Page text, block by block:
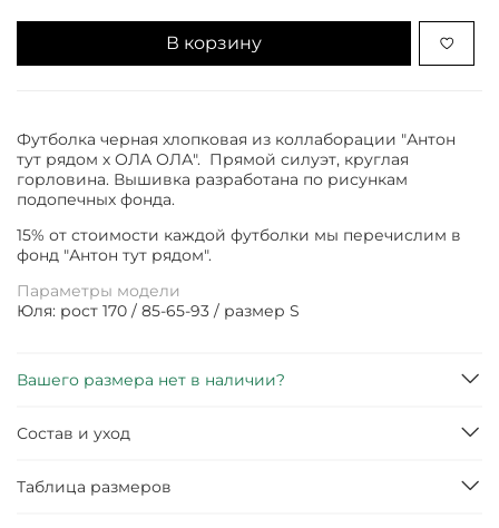
В корзину
Футболка черная хлопковая из коллаборации "Антон
тут рядом х ОЛА ОЛА". Прямой силуэт, круглая
горловина. Вышивка разработана по рисункам
подопечных фонда.
15% от стоимости каждой футболки мы перечислим в
фонд "Антон тут рядом".
Параметры модели
Юля: рост 170 / 85-65-93 / размер S
Вашего размера нет в наличии?
Состав и уход
Таблица размеров